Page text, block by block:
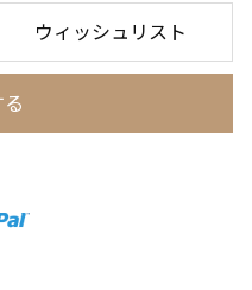
ウィッシュリスト